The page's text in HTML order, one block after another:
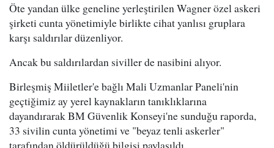
Öte yandan ülke geneline yerleştirilen Wagner özel askeri
şirketi cunta yönetimiyle birlikte cihat yanlısı gruplara
karşı saldırılar düzenliyor.
Ancak bu saldırılardan siviller de nasibini alıyor.
Birleşmiş Miiletler'e bağlı Mali Uzmanlar Paneli'nin
geçtiğimiz ay yerel kaynakların tanıklıklarına
dayandırarak BM Güvenlik Konseyi'ne sunduğu raporda,
33 sivilin cunta yönetimi ve "beyaz tenli askerler"
tarafından öldürüldüğü bilgisi paylaşıldı.